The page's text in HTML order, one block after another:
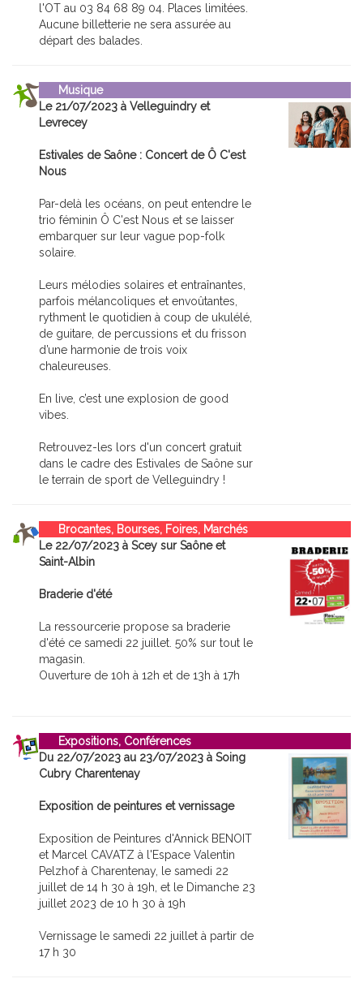
l'OT au 03 84 68 89 04. Places limitées.
Aucune billetterie ne sera assurée au
départ des balades.
Musique
Le 21/07/2023 à Velleguindry et
Levrecey
Estivales de Saône : Concert de Ô C'est
Nous
Par-delà les océans, on peut entendre le
trio féminin Ô C'est Nous et se laisser
embarquer sur leur vague pop-folk
solaire.
Leurs mélodies solaires et entraînantes,
parfois mélancoliques et envoûtantes,
rythment le quotidien à coup de ukulélé,
de guitare, de percussions et du frisson
d’une harmonie de trois voix
chaleureuses.
En live, c’est une explosion de good
vibes.
Retrouvez-les lors d'un concert gratuit
dans le cadre des Estivales de Saône sur
le terrain de sport de Velleguindry !
Brocantes, Bourses, Foires, Marchés
Le 22/07/2023 à Scey sur Saône et
Saint-Albin
Braderie d'été
La ressourcerie propose sa braderie
d'été ce samedi 22 juillet. 50% sur tout le
magasin.
Ouverture de 10h à 12h et de 13h à 17h
Expositions, Conférences
Du 22/07/2023 au 23/07/2023 à Soing
Cubry Charentenay
Exposition de peintures et vernissage
Exposition de Peintures d'Annick BENOIT
et Marcel CAVATZ à l'Espace Valentin
Pelzhof à Charentenay, le samedi 22
juillet de 14 h 30 à 19h, et le Dimanche 23
juillet 2023 de 10 h 30 à 19h
Vernissage le samedi 22 juillet à partir de
17 h 30